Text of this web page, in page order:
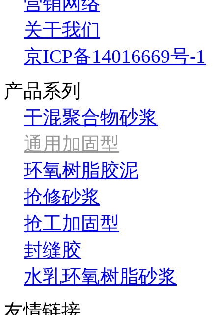
关于我们
京ICP备14016669号-1
产品系列
干混聚合物砂浆
通用加固型
环氧树脂胶泥
抢修砂浆
抢工加固型
封缝胶
水乳环氧树脂砂浆